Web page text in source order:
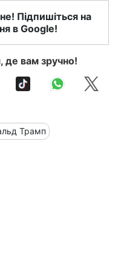
Підпишіться на
в Google!
де вам зручно!
Трамп